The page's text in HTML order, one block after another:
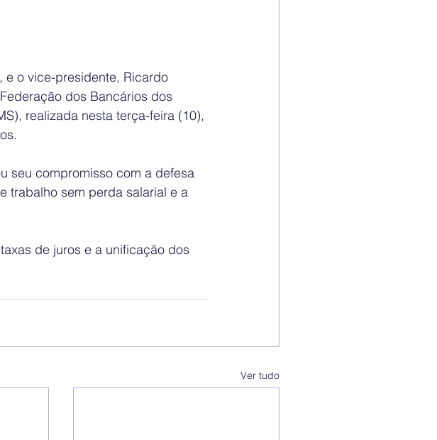
e o vice-presidente, Ricardo
dos Bancários dos
realizada nesta terça-feira (10),
seu compromisso com a defesa
trabalho sem perda salarial e a
de juros e a unificação dos
Ver tudo